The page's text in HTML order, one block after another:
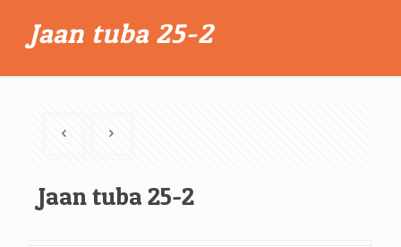
Jaan tuba 25-2
Jaan tuba 25-2